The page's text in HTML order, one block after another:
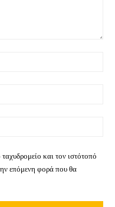
και τον ιστότοπό
επόμενη φορά που θα